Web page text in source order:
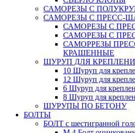
САМОРЕЗЫ С
САМОРЕЗЫ С ПРЕСС-
САМОРЕЗЫ С
САМОРЕЗЫ С
САМОРРЕЗЫ
КРАШЕННЫЕ
ШУРУП ДЛЯ
10 Шуруп для
12 Шуруп для
6 Шуруп для
8 Шуруп для
ШУРУПЫ ПО БЕТОНУ
БОЛТЫ
БОЛТ с шестигранной